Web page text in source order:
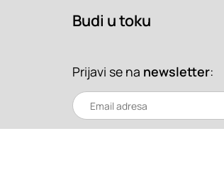
Budi u toku
Prijavi se na newsletter: